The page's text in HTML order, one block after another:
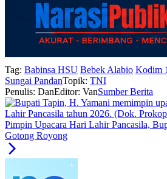
Tag: Babinsa HSU Bebek Alabio Kodim
Sungai PandanTopik: TNI
Penulis: DanEditor: VanSumber Berita
Pimpin Upacara Hari Lahir Pancasila,
Gotong Royong